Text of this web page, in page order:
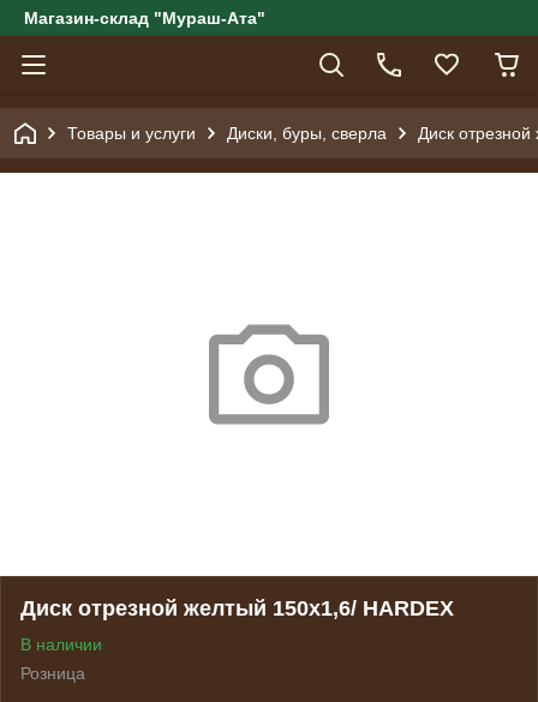
Магазин-склад "Мураш-Ата"
Товары и услуги Диски, буры, сверла Диск
Диск отрезной желтый 150х1,6/ HARDEX
В наличии
Розница